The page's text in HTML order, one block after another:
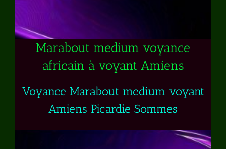
Marabout medium voyance
africain à voyant Amiens
Voyance Marabout medium voyant
Amiens Picardie Sommes